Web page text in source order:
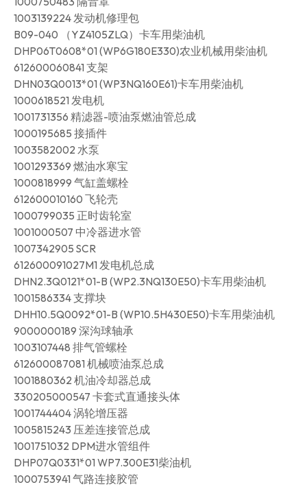
1003139224 发动机修理包
B09-040 （YZ4105ZLQ）卡车用柴油机
DHP06T0608*01 (WP6G180E330)农业机械用柴油机
612600060841 支架
DHN03Q0013*01 (WP3NQ160E61)卡车用柴油机
1000618521 发电机
1001731356 精滤器-喷油泵燃油管总成
1000195685 接插件
1003582002 水泵
1001293369 燃油水寒宝
1000818999 气缸盖螺栓
612600010160 飞轮壳
1000799035 正时齿轮室
1001000507 中冷器进水管
1007342905 SCR
612600091027M1 发电机总成
DHN2.3Q0121*01-B (WP2.3NQ130E50)卡车用柴油机
1001586334 支撑块
DHH10.5Q0092*01-B (WP10.5H430E50)卡车用柴油机
9000000189 深沟球轴承
1003107448 排气管螺栓
612600087081 机械喷油泵总成
1001880362 机油冷却器总成
330205000547 卡套式直通接头体
1001744404 涡轮增压器
1005815243 压差连接管总成
1001751032 DPM进水管组件
DHP07Q0331*01 WP7.300E31柴油机
1000753941 气路连接胶管